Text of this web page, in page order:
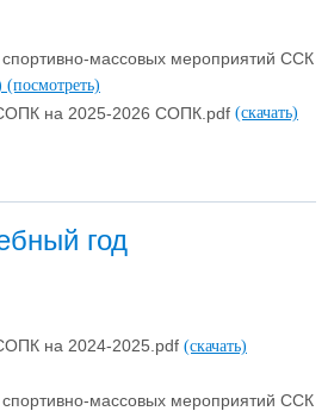
массовых мероприятий ССК
(посмотреть)
на 2025-2026 СОПК.pdf (скачать)
год
на 2024-2025.pdf (скачать)
массовых мероприятий ССК